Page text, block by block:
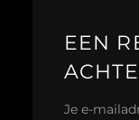
EEN
Je e-